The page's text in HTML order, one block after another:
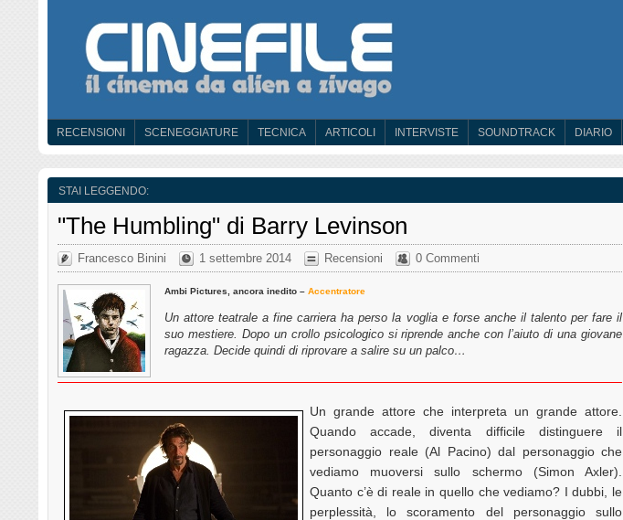
RECENSIONI SCENEGGIATURE TECNICA ARTICOLI INTERVISTE SOUNDTRACK DIARIO
STAI LEGGENDO:
"The Humbling" di Barry Levinson
Francesco Binini 1 settembre 2014 Recensioni 0 Commenti
Ambi Pictures, ancora inedito – Accentratore
Un attore teatrale a fine carriera ha perso la voglia e forse anche il talento per fare il
suo mestiere. Dopo un crollo psicologico si riprende anche con l’aiuto di una giovane
ragazza. Decide quindi di riprovare a salire su un palco…
Un grande attore che interpreta un grande attore.
Quando accade, diventa difficile distinguere il
personaggio reale (Al Pacino) dal personaggio che
vediamo muoversi sullo schermo (Simon Axler).
Quanto c’è di reale in quello che vediamo? I dubbi, le
perplessità, lo scoramento del personaggio sullo